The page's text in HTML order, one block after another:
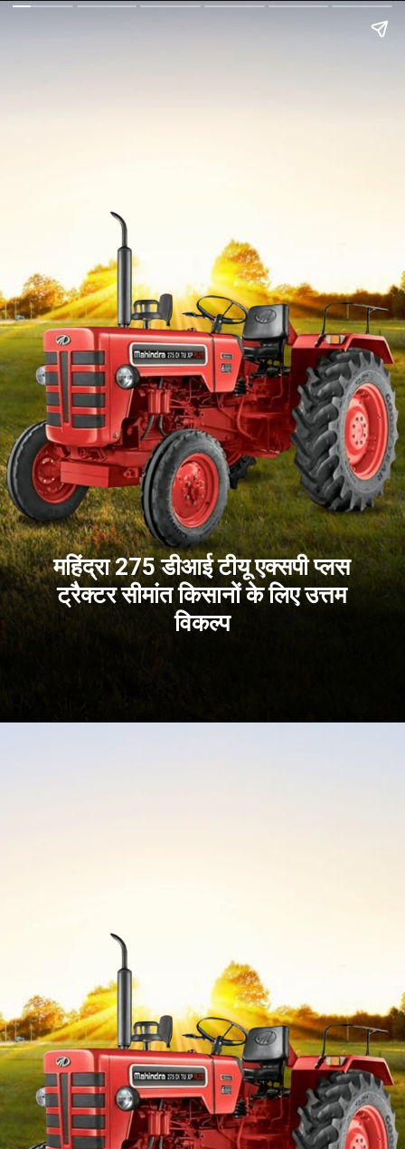
महिंद्रा 275 डीआई टीयू एक्सपी प्लस
ट्रैक्टर सीमांत किसानों के लिए उत्तम
विकल्प